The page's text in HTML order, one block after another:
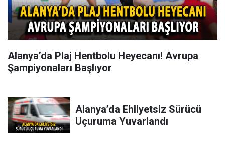
Alanya’da Plaj Hentbolu Heyecanı! Avrupa
Şampiyonaları Başlıyor
Alanya’da Ehliyetsiz Sürücü
Uçuruma Yuvarlandı